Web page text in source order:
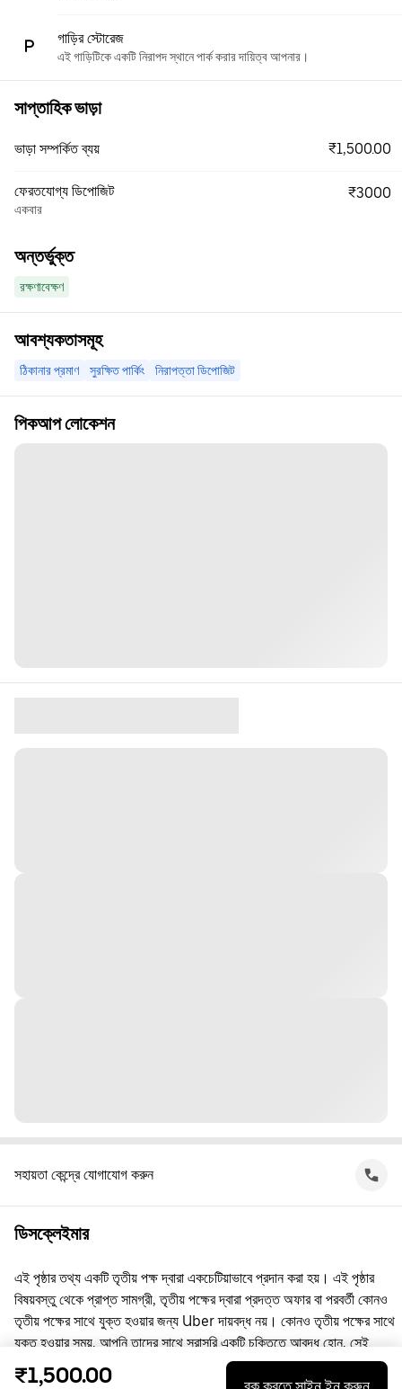
গাড়ির স্টোরেজ
এই গাড়িটিকে একটি নিরাপদ স্থানে পার্ক করার দায়িত্ব আপনার।
সাপ্তাহিক ভাড়া
ভাড়া সম্পর্কিত ব্যয় ₹1,500.00
ফেরতযোগ্য ডিপোজিট
একবার
₹3000
অন্তর্ভুক্ত
রক্ষণাবেক্ষণ
আবশ্যকতাসমূহ
ঠিকানার প্রমাণ সুরক্ষিত পার্কিং নিরাপত্তা ডিপোজিট
পিকআপ লোকেশন
সহায়তা কেন্দ্রে যোগাযোগ করুন
ডিসক্লেইমার
এই পৃষ্ঠার তথ্য একটি তৃতীয় পক্ষ দ্বারা একচেটিয়াভাবে প্রদান করা হয়। এই পৃষ্ঠার
বিষয়বস্তু থেকে প্রাপ্ত সামগ্রী, তৃতীয় পক্ষের দ্বারা প্রদত্ত অফার বা পরবর্তী কোনও
তৃতীয় পক্ষের সাথে যুক্ত হওয়ার জন্য Uber দায়বদ্ধ নয়। কোনও তৃতীয় পক্ষের সাথে
যুক্ত হওয়ার সময়, আপনি তাদের সাথে সরাসরি একটি চুক্তিতে আবদ্ধ হোন, সেই
চুক্তিতে Uber কোনো পক্ষ নয়। প্রশ্নের জন্য, অনুগ্রহ করে সরাসরি তৃতীয় পক্ষের
₹1,500.00